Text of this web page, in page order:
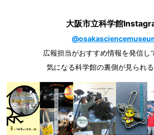
大阪市立科学館
広報担当がおすすめ情報を発信し
気になる科学館の裏側が見られ